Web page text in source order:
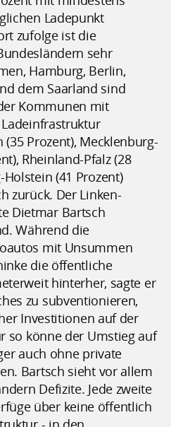
Ladepunkt
zufolge ist die
sehr
Hamburg, Berlin,
dem Saarland sind
Kommunen mit
Prozent), Mecklenburg-
Rheinland-Pfalz (28
(41 Prozent)
zurück. Der Linken-
Dietmar Bartsch
Während die
mit Unsummen
die öffentliche
hinterher, sagte er
zu subventionieren,
Investitionen auf der
so könne der Umstieg auf
auch ohne private
Bartsch sieht vor allem
Defizite. Jede zweite
über keine öffentlich